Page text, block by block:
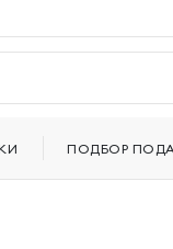
ПОДБОР